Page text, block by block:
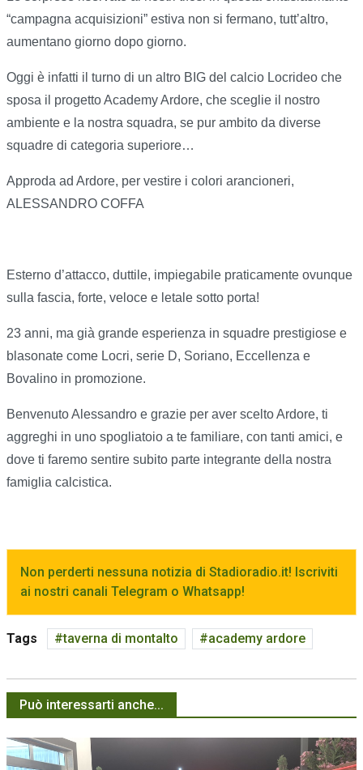
“campagna acquisizioni” estiva non si fermano, tutt’altro,
aumentano giorno dopo giorno.
Oggi è infatti il turno di un altro BIG del calcio Locrideo che
sposa il progetto Academy Ardore, che sceglie il nostro
ambiente e la nostra squadra, se pur ambito da diverse
squadre di categoria superiore…
Approda ad Ardore, per vestire i colori arancioneri,
ALESSANDRO COFFA
Esterno d’attacco, duttile, impiegabile praticamente ovunque
sulla fascia, forte, veloce e letale sotto porta!
23 anni, ma già grande esperienza in squadre prestigiose e
blasonate come Locri, serie D, Soriano, Eccellenza e
Bovalino in promozione.
Benvenuto Alessandro e grazie per aver scelto Ardore, ti
aggreghi in uno spogliatoio a te familiare, con tanti amici, e
dove ti faremo sentire subito parte integrante della nostra
famiglia calcistica.
Non perderti nessuna notizia di Stadioradio.it! Iscriviti
ai nostri canali Telegram o Whatsapp!
Tags taverna di montalto academy ardore
Può interessarti anche...